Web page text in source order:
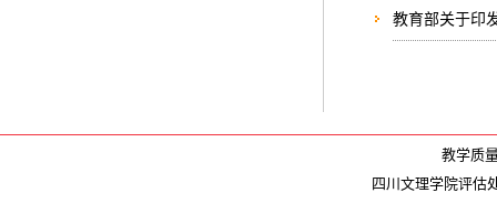
教育部关于印
教学质
四川文理学院评估